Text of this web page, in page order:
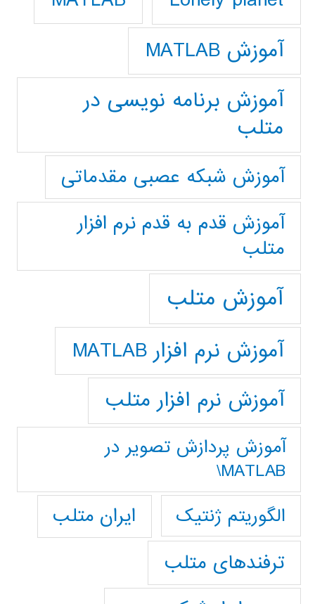
آموزش MATLAB
آموزش برنامه نویسی در
متلب
آموزش شبکه عصبی مقدماتی
آموزش قدم به قدم نرم افزار
متلب
آموزش متلب
آموزش نرم افزار MATLAB
آموزش نرم افزار متلب
آموزش پردازش تصوير در
MATLAB\
الگوریتم ژنتیک
ایران متلب
ترفندهای متلب